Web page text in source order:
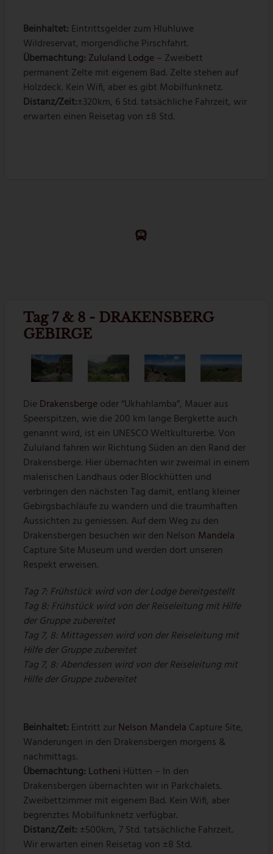
Beinhaltet: Eintrittsgelder zum Hluhluwe
Wildreservat, morgendliche Pirschfahrt.
Übernachtung: Zululand Lodge– Zweibett
permanent Zelte mit eigenem Bad. Zelte stehen auf
Holzdeck. Kein Wifi, aber es gibt Mobilfunknetz.
Distanz/Zeit:±320km, 6 Std. tatsächliche Fahrzeit, wir
erwarten einen Reisetag von ±8 Std.
Tag 7 & 8 - DRAKENSBERG
GEBIRGE
Die Drakensbergeoder “Ukhahlamba”, Mauer aus
Speerspitzen, wie die 200 km lange Bergkette auch
genannt wird, ist ein UNESCO Weltkulturerbe. Von
Zululand fahren wir Richtung Süden an den Rand der
Drakensberge. Hier übernachten wir zweimal in einem
malerischen Landhaus oder Blockhütten und
verbringen den nächsten Tag damit, entlang kleiner
Gebirgsbachläufe zu wandern und die traumhaften
Aussichten zu geniessen. Auf dem Weg zu den
Drakensbergen besuchen wir den Nelson Mandela
Capture Site Museum und werden dort unseren
Respekt erweisen.
Tag 7: Frühstück wird von der Lodge bereitgestellt
Tag 8: Frühstück wird von der Reiseleitung mit Hilfe
der Gruppe zubereitet
Tag 7, 8: Mittagessen wird von der Reiseleitung mit
Hilfe der Gruppe zubereitet
Tag 7, 8: Abendessen wird von der Reiseleitung mit
Hilfe der Gruppe zubereitet
Beinhaltet: Eintritt zurNelson Mandela Capture Site,
Wanderungen in den Drakensbergen morgens &
nachmittags.
Übernachtung: Lotheni Hütten – In den
Drakensbergen übernachten wir in Parkchalets.
Zweibettzimmer mit eigenem Bad. Kein Wifi, aber
begrenztes Mobilfunknetz verfügbar.
Distanz/Zeit: ±500km, 7 Std. tatsächliche Fahrzeit.
Wir erwarten einen Reisetag von ±8 Std.